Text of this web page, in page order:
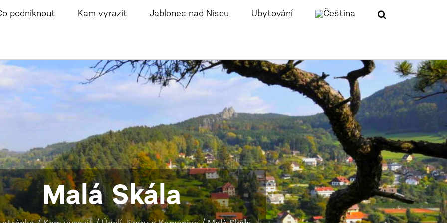
podniknout Kam vyrazit Jablonec nad Nisou Ubytování
Malá Skála